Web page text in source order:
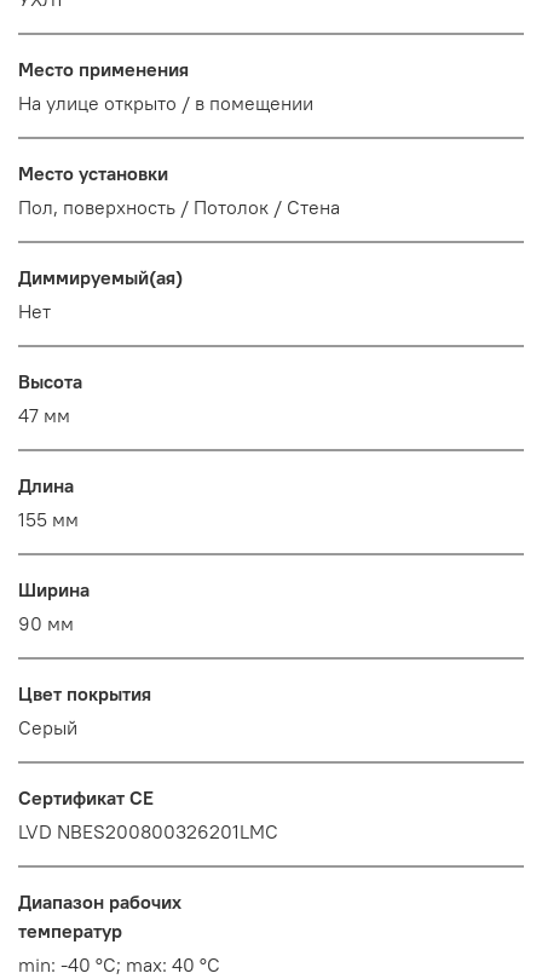
Место применения
На улице открыто / в помещении
Место установки
Пол, поверхность / Потолок / Стена
Диммируемый(ая)
Нет
Высота
47 мм
Длина
155 мм
Ширина
90 мм
Цвет покрытия
Серый
Сертификат CE
LVD NBES200800326201LMC
Диапазон рабочих
температур
min: -40 °C; max: 40 °C